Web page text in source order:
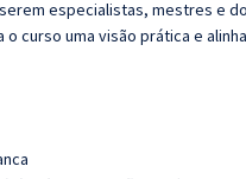
especialistas, mestres e
o curso uma visão prática e